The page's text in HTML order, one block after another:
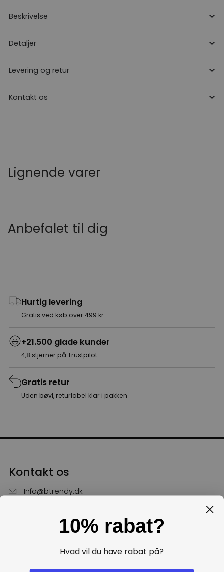
Beskrivelse
Detaljer
Levering og retur
Kontakt os
Lignende varer
Anbefalet til dig
Hurtig levering
Gratis ved køb over 499 kr.
+21.500 glade kunder
4,8 stjerner på Trustpilot
Gratis retur
Uden bøvl, returlabel klar i pakken
Kontakt os
Info@btrendy.dk
Hverdage fra kl. 10 - 16
10% rabat?
Hvad vil du have rabat på?